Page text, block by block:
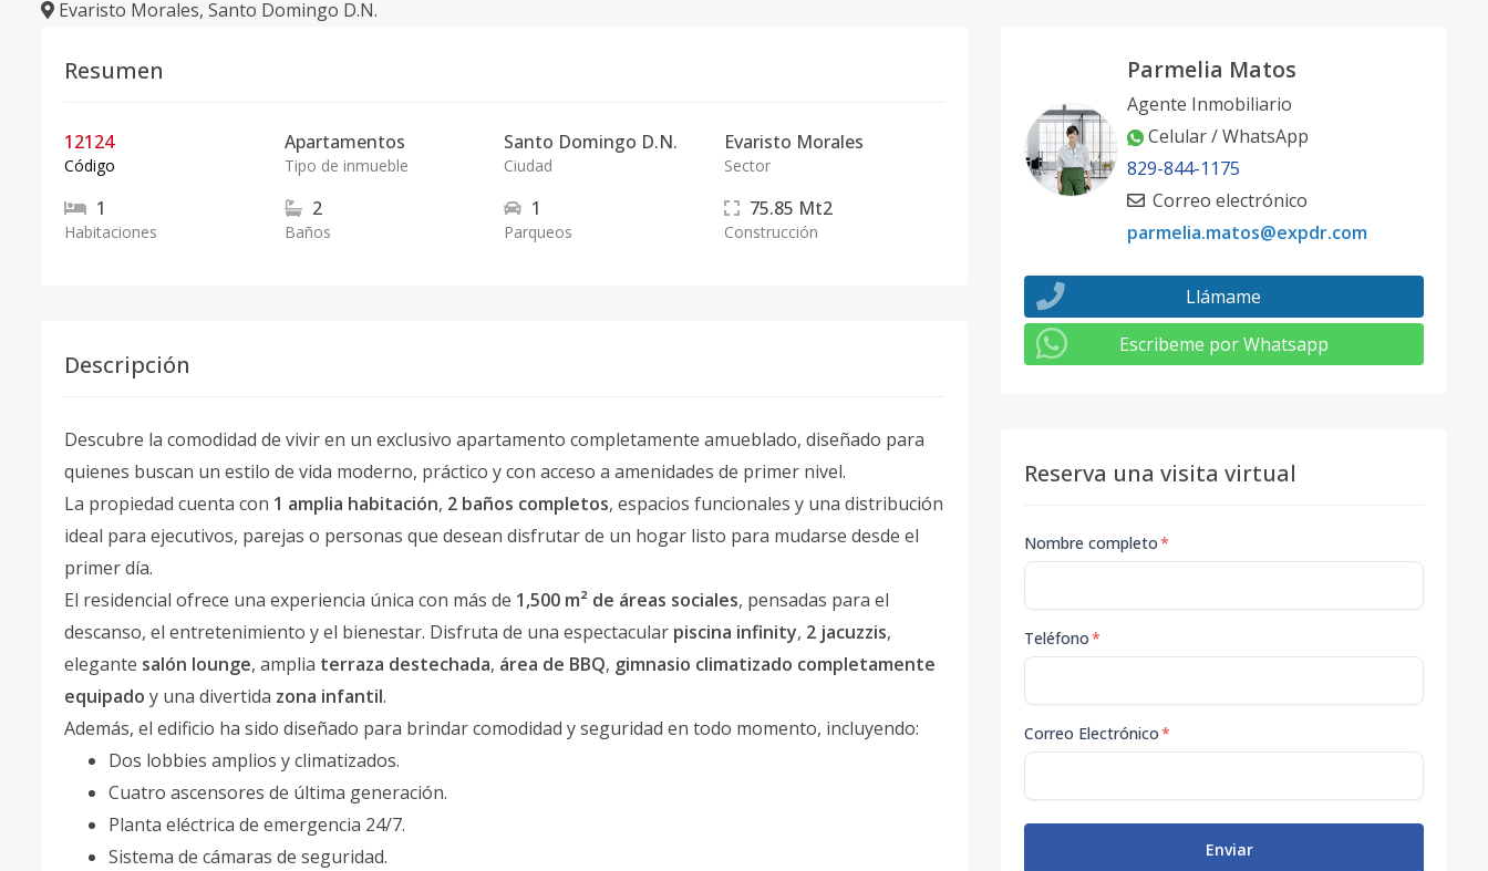
Evaristo Morales, Santo Domingo D.N.
Resumen
12124
Código
Apartamentos
Tipo de inmueble
Santo Domingo D.N.
Ciudad
Evaristo Morales
Sector
1
Habitaciones
2
Baños
1
Parqueos
75.85 Mt2
Construcción
Descripción
Descubre la comodidad de vivir en un exclusivo apartamento completamente amueblado, diseñado para
quienes buscan un estilo de vida moderno, práctico y con acceso a amenidades de primer nivel.
La propiedad cuenta con 1 amplia habitación, 2 baños completos, espacios funcionales y una distribución
ideal para ejecutivos, parejas o personas que desean disfrutar de un hogar listo para mudarse desde el
primer día.
El residencial ofrece una experiencia única con más de 1,500 m² de áreas sociales, pensadas para el
descanso, el entretenimiento y el bienestar. Disfruta de una espectacular piscina infinity, 2 jacuzzis,
elegante salón lounge, amplia terraza destechada, área de BBQ, gimnasio climatizado completamente
equipado y una divertida zona infantil.
Además, el edificio ha sido diseñado para brindar comodidad y seguridad en todo momento, incluyendo:
Dos lobbies amplios y climatizados.
Cuatro ascensores de última generación.
Planta eléctrica de emergencia 24/7.
Sistema de cámaras de seguridad.
Parmelia Matos
Agente Inmobiliario
Celular / WhatsApp
829-844-1175
Correo electrónico
parmelia.matos@expdr.com
Llámame
Escribeme por Whatsapp
Reserva una visita virtual
Nombre completo*
Teléfono*
Correo Electrónico*
Enviar